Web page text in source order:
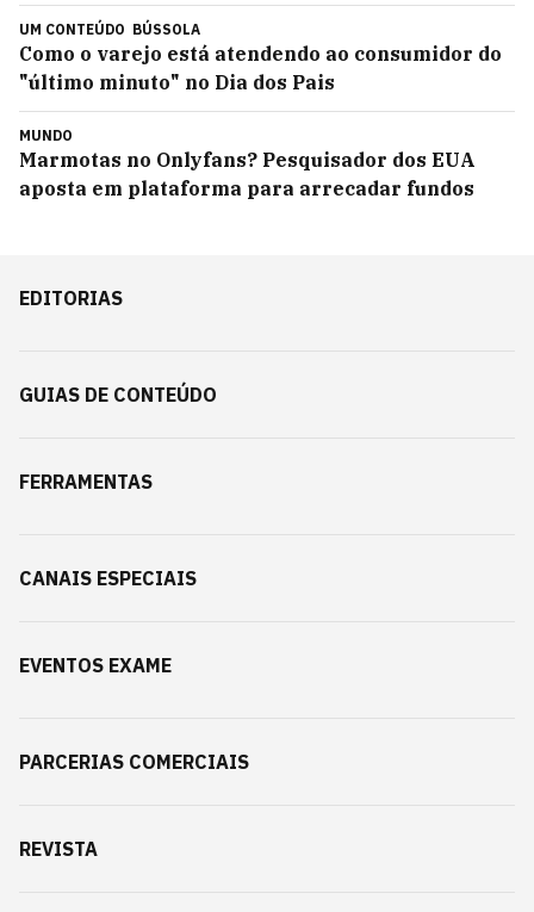
UM CONTEÚDO BÚSSOLA
Como o varejo está atendendo ao consumidor do
"último minuto" no Dia dos Pais
MUNDO
Marmotas no Onlyfans? Pesquisador dos EUA
aposta em plataforma para arrecadar fundos
EDITORIAS
GUIAS DE CONTEÚDO
FERRAMENTAS
CANAIS ESPECIAIS
EVENTOS EXAME
PARCERIAS COMERCIAIS
REVISTA